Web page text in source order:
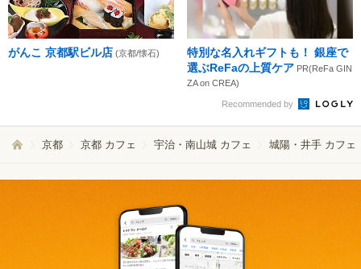
がんこ 京都駅ビル店 (京都/懐石)
特別な名入れギフトも！ 銀座で
選ぶReFaの上質ケア PR(ReFa GIN
ZA on CREA)
Recommended by
京都 京都 カフェ 宇治・南山城 カフェ 城陽・井手 カフェ